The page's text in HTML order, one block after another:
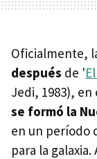
Oficialmente,
después de '
Jedi, 1983), en
se formó la
en un período
para la